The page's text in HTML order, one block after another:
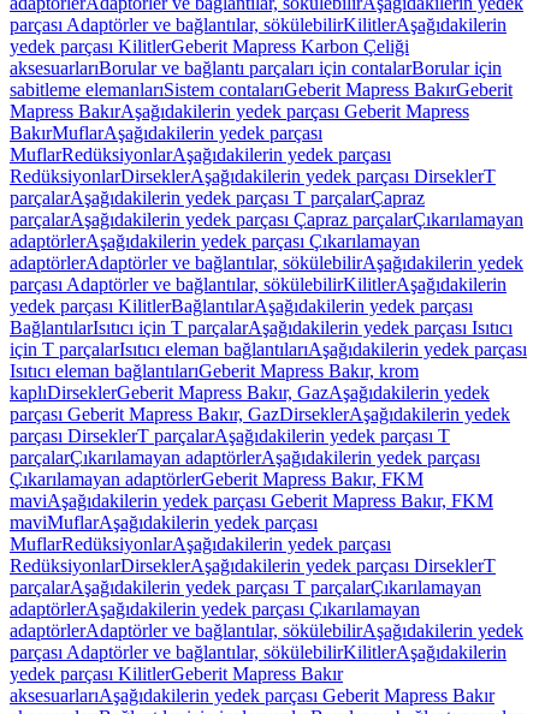
parçası Adaptörler ve bağlantılar, sökülebilirKilitlerAşağıdakilerin
yedek parçası KilitlerGeberit Mapress Karbon Çeliği
aksesuarlarıBorular ve bağlantı parçaları için contalarBorular için
sabitleme elemanlarıSistem contalarıGeberit Mapress BakırGeberit
Mapress BakırAşağıdakilerin yedek parçası Geberit Mapress
BakırMuflarAşağıdakilerin yedek parçası
MuflarRedüksiyonlarAşağıdakilerin yedek parçası
RedüksiyonlarDirseklerAşağıdakilerin yedek parçası DirseklerT
parçalarAşağıdakilerin yedek parçası T parçalarÇapraz
parçalarAşağıdakilerin yedek parçası Çapraz parçalarÇıkarılamayan
adaptörlerAşağıdakilerin yedek parçası Çıkarılamayan
adaptörlerAdaptörler ve bağlantılar, sökülebilirAşağıdakilerin yedek
parçası Adaptörler ve bağlantılar, sökülebilirKilitlerAşağıdakilerin
yedek parçası KilitlerBağlantılarAşağıdakilerin yedek parçası
BağlantılarIsıtıcı için T parçalarAşağıdakilerin yedek parçası Isıtıcı
için T parçalarIsıtıcı eleman bağlantılarıAşağıdakilerin yedek parçası
Isıtıcı eleman bağlantılarıGeberit Mapress Bakır, krom
kaplıDirseklerGeberit Mapress Bakır, GazAşağıdakilerin yedek
parçası Geberit Mapress Bakır, GazDirseklerAşağıdakilerin yedek
parçası DirseklerT parçalarAşağıdakilerin yedek parçası T
parçalarÇıkarılamayan adaptörlerAşağıdakilerin yedek parçası
Çıkarılamayan adaptörlerGeberit Mapress Bakır, FKM
maviAşağıdakilerin yedek parçası Geberit Mapress Bakır, FKM
maviMuflarAşağıdakilerin yedek parçası
MuflarRedüksiyonlarAşağıdakilerin yedek parçası
RedüksiyonlarDirseklerAşağıdakilerin yedek parçası DirseklerT
parçalarAşağıdakilerin yedek parçası T parçalarÇıkarılamayan
adaptörlerAşağıdakilerin yedek parçası Çıkarılamayan
adaptörlerAdaptörler ve bağlantılar, sökülebilirAşağıdakilerin yedek
parçası Adaptörler ve bağlantılar, sökülebilirKilitlerAşağıdakilerin
yedek parçası KilitlerGeberit Mapress Bakır
aksesuarlarıAşağıdakilerin yedek parçası Geberit Mapress Bakır